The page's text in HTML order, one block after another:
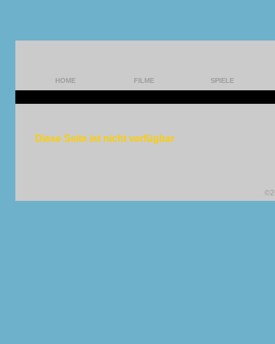
HOME FILME SPIELE
Diese Seite ist nicht verfügbar